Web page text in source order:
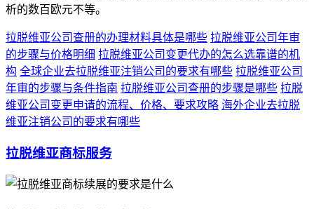
析的数百欧元不等。
拉脱维亚公司查册的办理材料具体是哪些 拉脱维亚公司年审
的步骤与价格明细 拉脱维亚公司变更代办的怎么选靠谱的机
构 全球企业去拉脱维亚注销公司的要求有哪些 拉脱维亚公司
年审的步骤与条件指南 拉脱维亚公司查册的步骤是哪些 拉脱
维亚公司变更申请的流程、价格、要求攻略 海外企业去拉脱
维亚注销公司的要求有哪些
拉脱维亚商标服务